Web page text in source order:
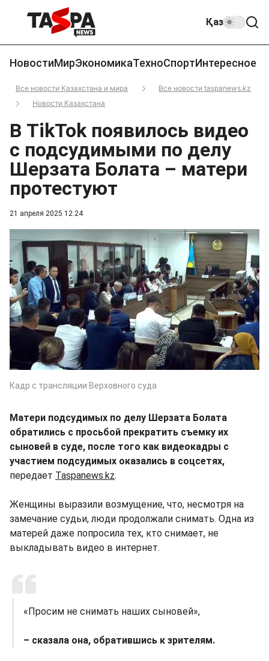
Қаз
НовостиМирЭкономикаТехноСпортИнтересное
Все новости Казахстана и мира
Все новости taspanews.kz
Новости Казахстана
21 апреля 2025 12:24
В TikTok появилось видео
с подсудимыми по делу
Шерзата Болата – матери
протестуют
Кадр с трансляции Верховного суда
Матери подсудимых по делу Шерзата Болата
обратились с просьбой прекратить съемку их
сыновей в суде, после того как видеокадры с
участием подсудимых оказались в соцсетях,
передает Taspanews.kz.
Женщины выразили возмущение, что, несмотря на
замечание судьи, люди продолжали снимать. Одна из
матерей даже попросила тех, кто снимает, не
выкладывать видео в интернет.
«Просим не снимать наших сыновей»,
– сказала она, обратившись к зрителям.